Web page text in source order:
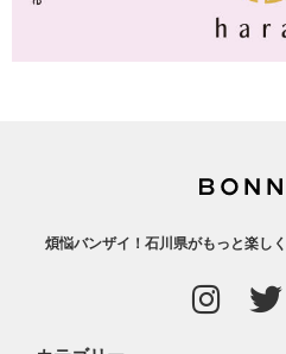
煩悩バンザイ！石川県がもっと楽し